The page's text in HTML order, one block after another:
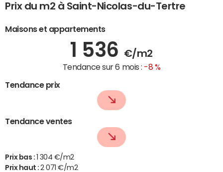
Prix du m2 à Saint-Nicolas-du-Tertre
Maisons et appartements
1 536 €/m2
Tendance sur 6 mois : -8 %
Tendance prix
Tendance ventes
Prix bas :
1 304 €/m2
Prix haut :2 071 €/m2